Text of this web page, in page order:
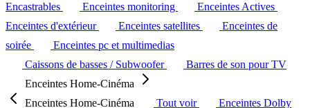
Encastrables
Enceintes monitoring
Enceintes Actives
Enceintes d'extérieur
Enceintes satellites
Enceintes de
soirée
Enceintes pc et multimedias
Caissons de basses / Subwoofer
Barres de son pour TV
Enceintes Home-Cinéma
Enceintes Home-Cinéma
Tout voir
Enceintes Dolby